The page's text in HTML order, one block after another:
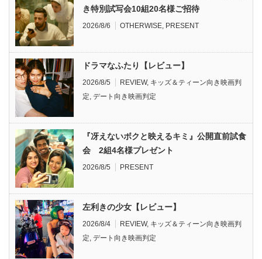
き特別試写会10組20名様ご招待
2026/8/6 OTHERWISE PRESENT
ドラマなふたり【レビュー】
2026/8/5 REVIEW, キッズ＆ティーン向き映画判
定 デート向き映画判定
『冴えないボクと映えるキミ』公開直前試食
会 2組4名様プレゼント
2026/8/5 PRESENT
左利きの少女【レビュー】
2026/8/4 REVIEW, キッズ＆ティーン向き映画判
定 デート向き映画判定